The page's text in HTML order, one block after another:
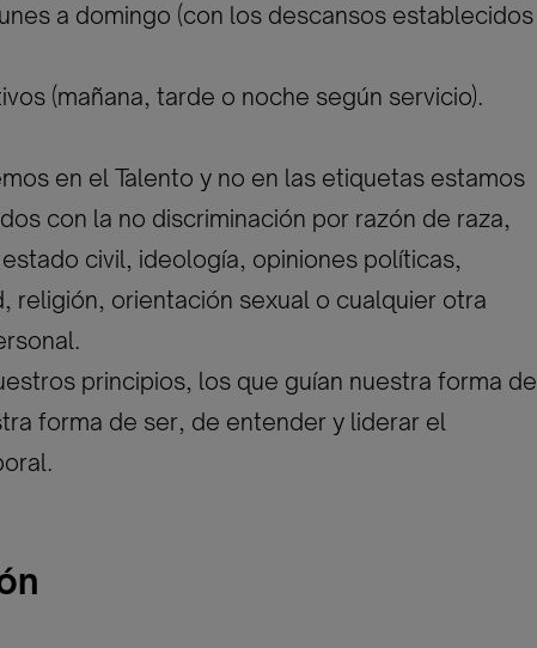
a domingo (con los descansos establecidos
(mañana, tarde o noche según servicio).
en el Talento y no en las etiquetas estamos
con la no discriminación por razón de raza,
civil, ideología, opiniones políticas,
religión, orientación sexual o cualquier otra
principios, los que guían nuestra forma de
forma de ser, de entender y liderar el